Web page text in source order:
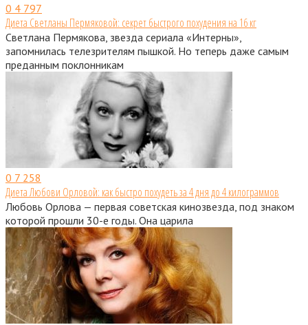
0 4 797
Диета Светланы Пермяковой: секрет быстрого похудения на 16 кг
Светлана Пермякова, звезда сериала «Интерны»,
запомнилась телезрителям пышкой. Но теперь даже самым
преданным поклонникам
0 7 258
Диета Любови Орловой: как быстро похудеть за 4 дня до 4 килограммов
Любовь Орлова — первая советская кинозвезда, под знаком
которой прошли 30-е годы. Она царила